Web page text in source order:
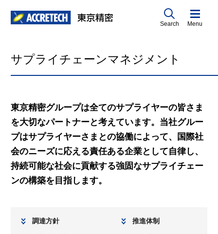
Search Menu
サプライチェーンマネジメント
東京精密グループは全てのサプライヤーの皆さま
を大切なパートナーと考えています。当社グルー
プはサプライヤーさまとの協働によって、国際社
会のニーズに応える責任ある企業として自律し、
持続可能な社会に貢献する強固なサプライチェー
ンの構築を目指します。
調達方針 推進体制